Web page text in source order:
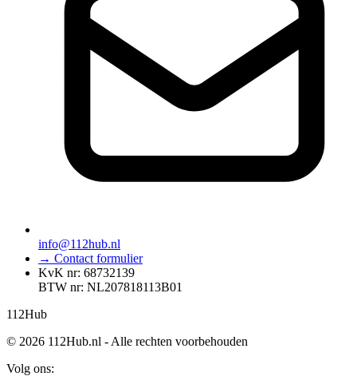
info@112hub.nl
→ Contact formulier
KvK nr: 68732139
BTW nr: NL207818113B01
112Hub
© 2026 112Hub.nl - Alle rechten voorbehouden
Volg ons: